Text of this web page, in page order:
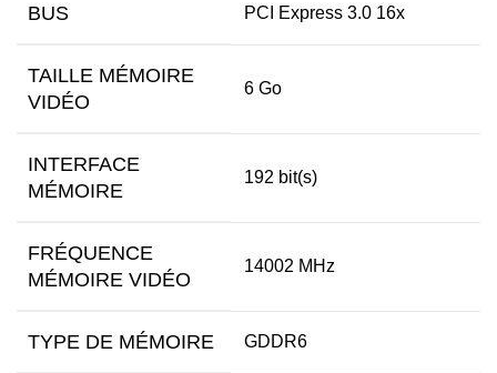
BUS PCI Express 3.0 16x
TAILLE MÉMOIRE
VIDÉO
6 Go
INTERFACE
MÉMOIRE
192 bit(s)
FRÉQUENCE
MÉMOIRE VIDÉO
14002 MHz
TYPE DE MÉMOIRE GDDR6